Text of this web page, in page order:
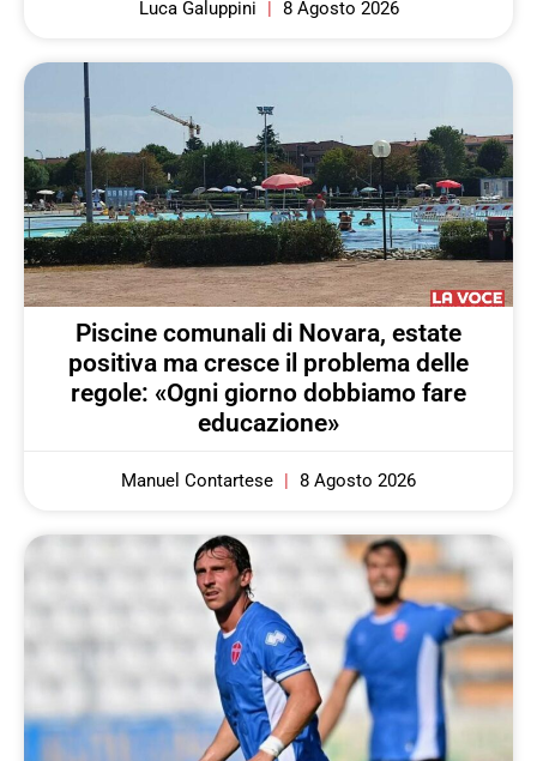
Luca Galuppini 8 Agosto 2026
Piscine comunali di Novara, estate
positiva ma cresce il problema delle
regole: «Ogni giorno dobbiamo fare
educazione»
Manuel Contartese 8 Agosto 2026